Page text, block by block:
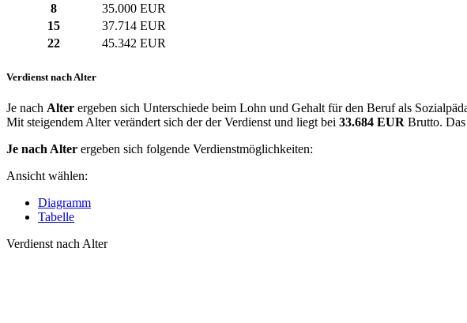
8
35.000 EUR
15
37.714 EUR
22
45.342 EUR
Verdienst nach Alter
Je nach Alter ergeben sich Unterschiede beim Lohn und Gehalt für den Beruf als
Mit steigendem Alter verändert sich der der Verdienst und liegt bei 33.684 EUR Brutto.
Je nach Alter ergeben sich folgende Verdienstmöglichkeiten:
Ansicht wählen:
Diagramm
Tabelle
Verdienst nach Alter